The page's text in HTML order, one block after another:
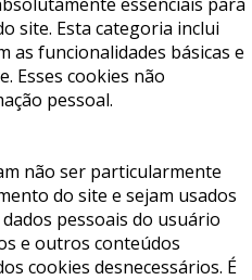
site. Esta categoria inclui
as funcionalidades básicas e
Esses cookies não
pessoal.
não ser particularmente
do site e sejam usados
pessoais do usuário
e outros conteúdos
cookies desnecessários. É